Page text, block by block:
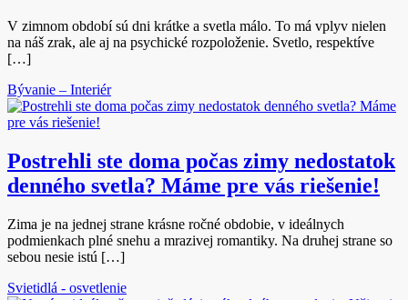
V zimnom období sú dni krátke a svetla málo. To má vplyv nielen
na náš zrak, ale aj na psychické rozpoloženie. Svetlo, respektíve
[…]
Bývanie – Interiér
Postrehli ste doma počas zimy nedostatok
denného svetla? Máme pre vás riešenie!
Zima je na jednej strane krásne ročné obdobie, v ideálnych
podmienkach plné snehu a mrazivej romantiky. Na druhej strane so
sebou nesie istú […]
Svietidlá - osvetlenie